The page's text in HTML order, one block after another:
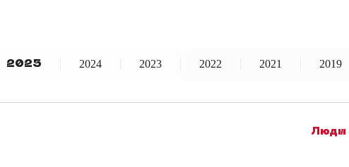
2025 2024 2023 2022 2021 2019
Люди